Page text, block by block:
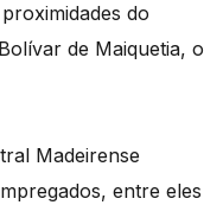
do
de Maiquetia, o
Madeirense
entre eles